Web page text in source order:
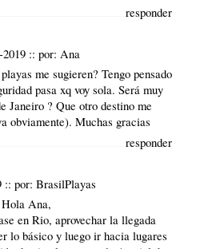
responder
:: por: Ana
me sugieren? Tengo pensado
pasa xq voy sola. Será muy
Janeiro ? Que otro destino me
obviamente). Muchas gracias
responder
:: por: BrasilPlayas
Hola Ana,
en Rio, aprovechar la llegada
lo básico y luego ir hacia lugares